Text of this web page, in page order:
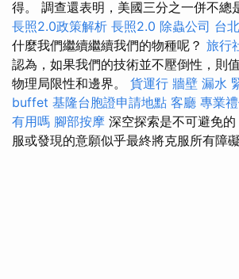
得。 調查還表明，美國三分之一併不總
長照2.0政策解析 長照2.0 除蟲公司 台
什麼我們繼續繼續我們的物種呢？ 旅行
認為，如果我們的技術並不壓倒性，則
物理局限性和邊界。 貨運行 牆壁 漏水
buffet 基隆台胞證申請地點 客廳 專業
有用嗎 腳部按摩 深空探索是不可避免
服或發現的意願似乎最終將克服所有障礙